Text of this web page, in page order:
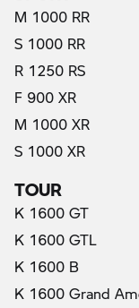
M 1000 RR
S 1000 RR
R 1250 RS
F 900 XR
M 1000 XR
S 1000 XR
TOUR
K 1600 GT
K 1600 GTL
K 1600 B
K 1600 Grand